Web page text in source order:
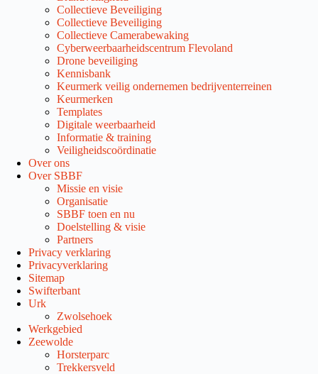
Collectieve Beveiliging
Collectieve Beveiliging
Collectieve Camerabewaking
Cyberweerbaarheidscentrum Flevoland
Drone beveiliging
Kennisbank
Keurmerk veilig ondernemen bedrijventerreinen
Keurmerken
Templates
Digitale weerbaarheid
Informatie & training
Veiligheidscoördinatie
Over ons
Over SBBF
Missie en visie
Organisatie
SBBF toen en nu
Doelstelling & visie
Partners
Privacy verklaring
Privacyverklaring
Sitemap
Swifterbant
Urk
Zwolsehoek
Werkgebied
Zeewolde
Horsterparc
Trekkersveld